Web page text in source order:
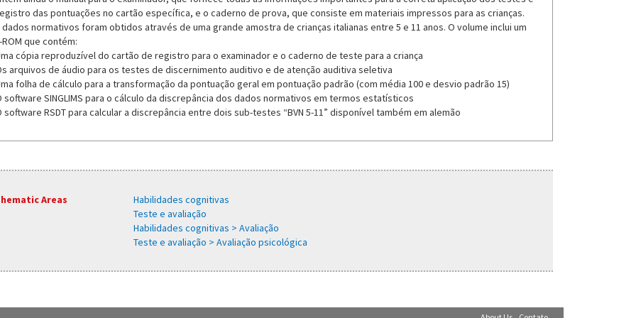
das pontuações no cartão específica, e o caderno de prova, que consiste em materiais impressos para as crianças.
dados normativos foram obtidos através de uma grande amostra de crianças italianas entre 5 e 11 anos. O volume inclui um
ROM que contém:
cópia reproduzível do cartão de registro para o examinador e o caderno de teste para a criança
arquivos de áudio para os testes de discernimento auditivo e de atenção auditiva seletiva
folha de cálculo para a transformação da pontuação geral em pontuação padrão (com média 100 e desvio padrão 15)
software SINGLIMS para o cálculo da discrepância dos dados normativos em termos estatísticos
software RSDT para calcular a discrepância entre dois sub-testes “BVN 5-11” disponível também em alemão
Areas
Habilidades cognitivas
Teste e avaliação
Habilidades cognitivas > Avaliação
Teste e avaliação > Avaliação psicológica